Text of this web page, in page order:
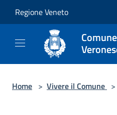
Regione Veneto
Home > Vivere il Comune >